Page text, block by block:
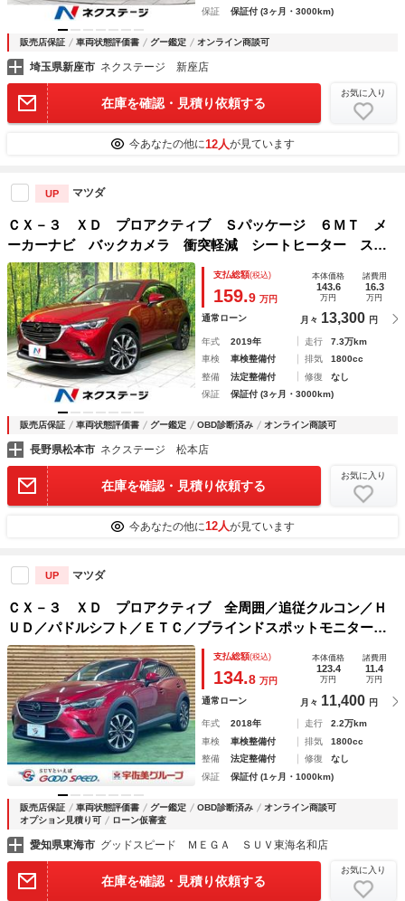
保証
保証付 (3ヶ月・3000km)
販売店保証 車両状態評価書 グー鑑定 オンライン商談可
埼玉県新座市 ネクステージ 新座店
在庫を確認・見積り依頼する
お気に入り
今あなたの他に12人が見ています
UP マツダ
ＣＸ－３ ＸＤ プロアクティブ Ｓパッケージ ６ＭＴ メ
ーカーナビ バックカメラ 衝突軽減 シートヒーター ステ
アリングヒーター レーダークルコン Ｂｌｕｅｔｏｏｔｈ
ＬＥＤヘッド＆フォグ オートライト オートエアコン スマ
ートキー 純正１８ＡＷ
支払総額(税込)
159.9 万円
本体価格
143.6
万円
諸費用
16.3
万円
通常ローン 月々 13,300 円
年式 2019年 走行
7.3万km
車検
車検整備付 排気
1800cc
整備
法定整備付 修復
なし
保証
保証付 (3ヶ月・3000km)
販売店保証 車両状態評価書 グー鑑定 OBD診断済み オンライン商談可
長野県松本市 ネクステージ 松本店
在庫を確認・見積り依頼する
お気に入り
今あなたの他に12人が見ています
UP マツダ
ＣＸ－３ ＸＤ プロアクティブ 全周囲／追従クルコン／Ｈ
ＵＤ／パドルシフト／ＥＴＣ／ブラインドスポットモニター／
レーンキープアシスト／ＣＤ／ＤＶＤ／スマートキー／電動パ
ーキングブレーキ／ブレーキホールド
支払総額(税込)
134.8 万円
本体価格
123.4
万円
諸費用
11.4
万円
通常ローン 月々 11,400 円
年式 2018年 走行
2.2万km
車検
車検整備付 排気
1800cc
整備
法定整備付 修復
なし
保証
保証付 (1ヶ月・1000km)
販売店保証 車両状態評価書 グー鑑定 OBD診断済み
オンライン商談可
オプション見積り可
ローン仮審査
愛知県東海市 グッドスピード ＭＥＧＡ ＳＵＶ東海名和店
在庫を確認・見積り依頼する
お気に入り